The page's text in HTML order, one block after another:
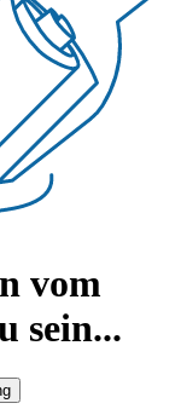
vom
sein...